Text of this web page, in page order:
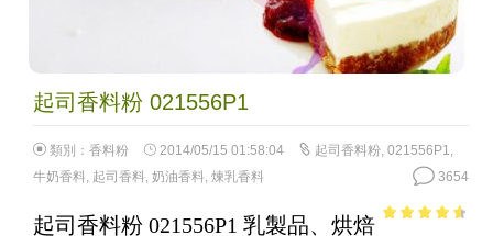
起司香料粉 021556P1
類別： 香料粉 2014/05/15 01:58:04 起司香料粉, 021556P1,
牛奶香料, 起司香料, 奶油香料, 煉乳香料 3654
起司香料粉 021556P1 乳製品、烘焙